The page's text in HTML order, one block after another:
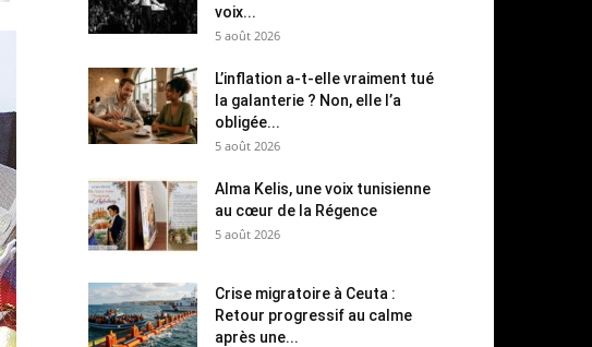
voix...
5 août 2026
L’inflation a-t-elle vraiment tué
la galanterie ? Non, elle l’a
obligée...
5 août 2026
Alma Kelis, une voix tunisienne
au cœur de la Régence
5 août 2026
Crise migratoire à Ceuta :
Retour progressif au calme
après une...